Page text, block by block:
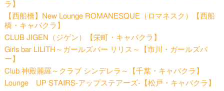
ラ】
【西船橋】New Lounge ROMANESQUE（ロマネスク）【西船
橋・キャバクラ】
CLUB JIGEN（ジゲン）【栄町・キャバクラ】
Girls bar LILITH～ガールズバー リリス～【市川・ガールズバ
ー】
Club 神殿麗羅～クラブ シンデレラ～【千葉・キャバクラ】
Lounge UP STAIRS-アップステアーズ-【松戸・キャバクラ】